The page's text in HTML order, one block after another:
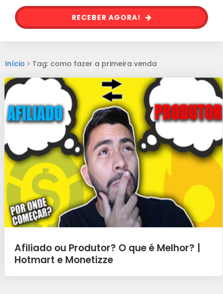
RECEBER AGORA!
Início Tag: como fazer a primeira venda
Afiliado ou Produtor? O que é Melhor? |
Hotmart e Monetizze